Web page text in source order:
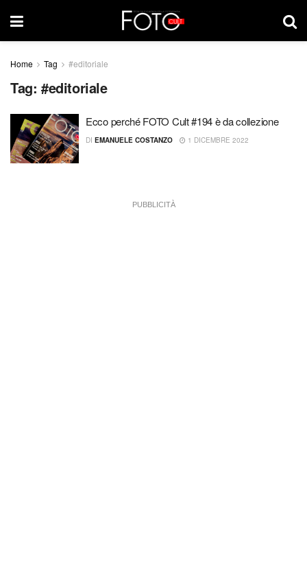
Home Tag #editoriale
Tag: #editoriale
Ecco perché FOTO Cult #194 è da collezione
DI EMANUELE COSTANZO 1 DICEMBRE 2022
PUBBLICITÀ